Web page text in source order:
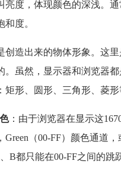
亮度，体现颜色的深浅。
度。
创造出来的物体形象。这
。虽然，显示器和浏览器
矩形、圆形、三角形、菱形
：由于浏览器在显示这
Green（00-FF）颜色通道
B都只能在00-FF之间的